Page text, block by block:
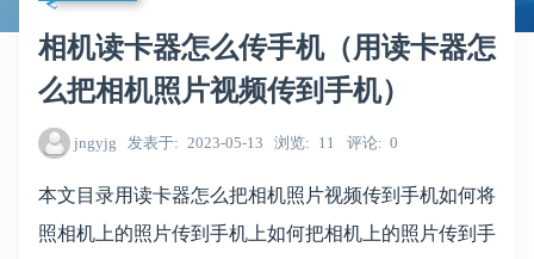
相机读卡器怎么传手机（用读卡器怎
么把相机照片视频传到手机）
jngyjg 发表于 2023-05-13 浏览 11 评论 0
本文目录用读卡器怎么把相机照片视频传到手机如何将
照相机上的照片传到手机上如何把相机上的照片传到手